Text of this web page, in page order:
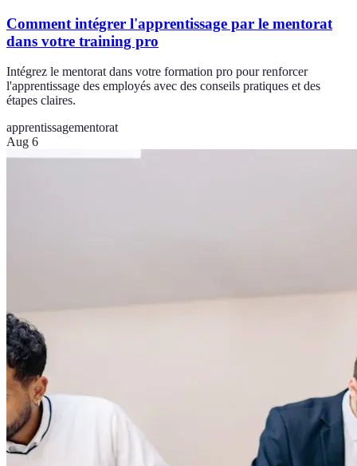
Comment intégrer l'apprentissage par le mentorat
dans votre training pro
Intégrez le mentorat dans votre formation pro pour renforcer
l'apprentissage des employés avec des conseils pratiques et des
étapes claires.
apprentissagementorat
Aug 6